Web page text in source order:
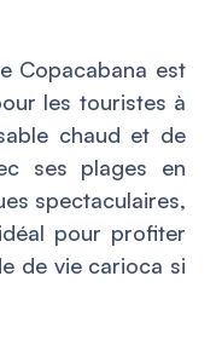
Copacabana est
les touristes à
chaud et de
ses plages en
spectaculaires,
pour profiter
de vie carioca si